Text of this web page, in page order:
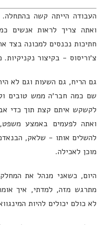
העבודה הייתה קשה בהתחלה.
ואתה צריך לראות אנשים
חתיכות נכנסים למכונה בצד
צ׳וריסוס - בקיצור
גם הריח, גם השעות וגם לא
שם כמה חבר׳ה ממש טובים
לקשקש איתם קצת תוך כדי
ואתה לפעמים באמצע
להשלים אותו - שלאק,
מוכן לאכילה.
היום, כשאני מנהל את
מתרגש מזה, למדתי, איך
לא כולם יכולים להיות